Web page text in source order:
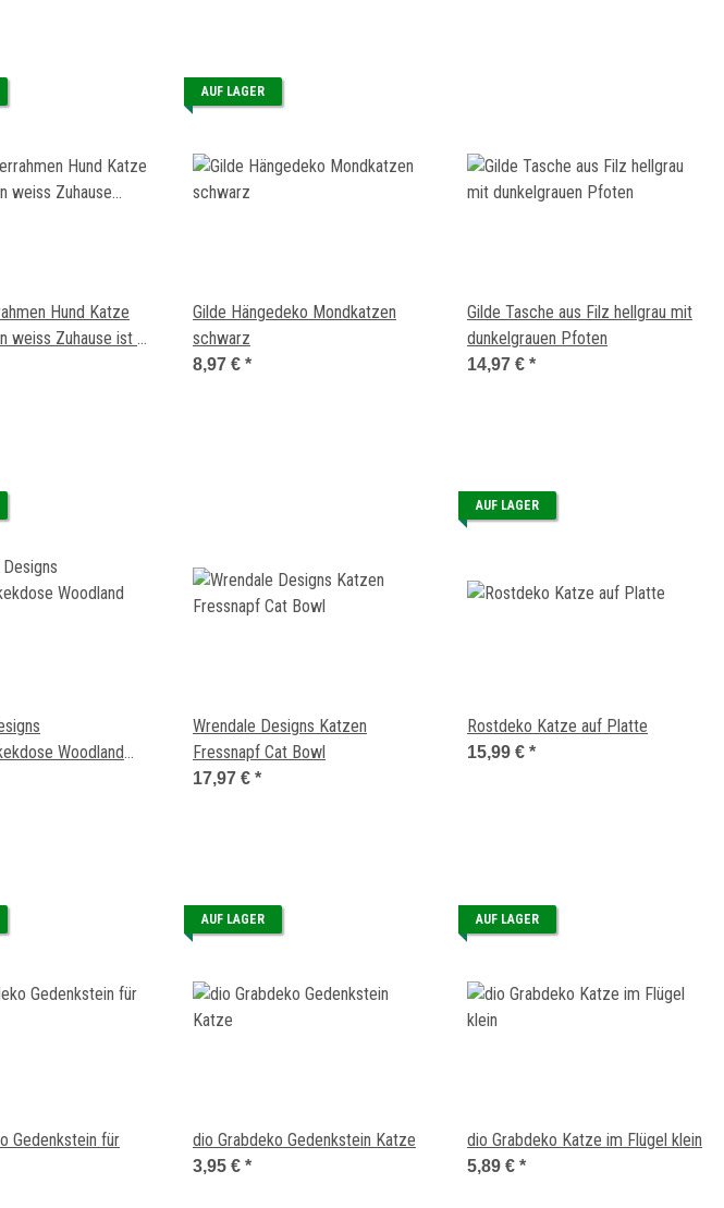
Hund Katze
weiss Zuhause ist wo
AUF LAGER
Gilde Hängedeko Mondkatzen
schwarz
8,97 € *
Gilde Tasche aus Filz hellgrau mit
dunkelgrauen Pfoten
14,97 € *
Woodland
Wrendale Designs Katzen
Fressnapf Cat Bowl
17,97 € *
AUF LAGER
Rostdeko Katze auf Platte
15,99 € *
Gedenkstein für
AUF LAGER
dio Grabdeko Gedenkstein Katze
3,95 € *
AUF LAGER
dio Grabdeko Katze im Flügel klein
5,89 € *